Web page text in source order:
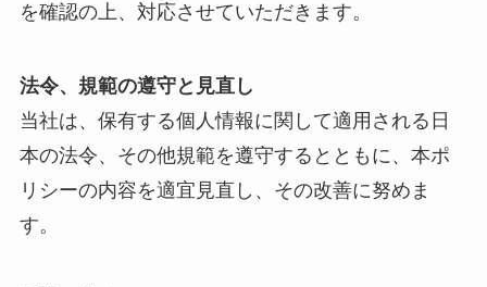
を確認の上、対応させていただきます。
法令、規範の遵守と見直し
当社は、保有する個人情報に関して適用される日
本の法令、その他規範を遵守するとともに、本ポ
リシーの内容を適宜見直し、その改善に努めま
す。